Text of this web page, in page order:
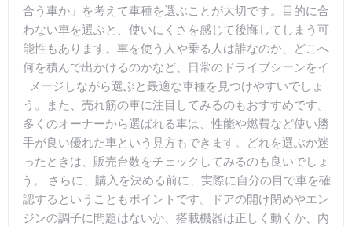
合う車か」を考えて車種を選ぶことが大切です。目的に合
わない車を選ぶと、使いにくさを感じて後悔してしまう可
能性もあります。車を使う人や乗る人は誰なのか、どこへ
何を積んで出かけるのかなど、日常のドライブシーンをイ
メージしながら選ぶと最適な車種を見つけやすいでしょ
う。また、売れ筋の車に注目してみるのもおすすめです。
多くのオーナーから選ばれる車は、性能や燃費など使い勝
手が良い優れた車という見方もできます。どれを選ぶか迷
ったときは、販売台数をチェックしてみるのも良いでしょ
う。 さらに、購入を決める前に、実際に自分の目で車を確
認するということもポイントです。ドアの開け閉めやエン
ジンの調子に問題はないか、搭載機器は正しく動くか、内